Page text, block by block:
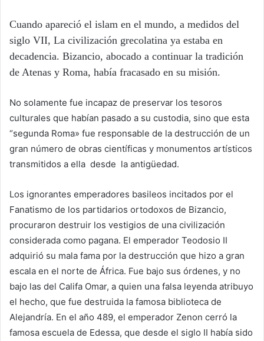
Cuando apareció el islam en el mundo, a medidos del
siglo VII, La civilización grecolatina ya estaba en
decadencia. Bizancio, abocado a continuar la tradición
de Atenas y Roma, había fracasado en su misión.
No solamente fue incapaz de preservar los tesoros
culturales que habían pasado a su custodia, sino que esta
“segunda Roma» fue responsable de la destrucción de un
gran número de obras científicas y monumentos artísticos
transmitidos a ella desde la antigüedad.
Los ignorantes emperadores basileos incitados por el
Fanatismo de los partidarios ortodoxos de Bizancio,
procuraron destruir los vestigios de una civilización
considerada como pagana. El emperador Teodosio II
adquirió su mala fama por la destrucción que hizo a gran
escala en el norte de África. Fue bajo sus órdenes, y no
bajo las del Califa Omar, a quien una falsa leyenda atribuyo
el hecho, que fue destruida la famosa biblioteca de
Alejandría. En el año 489, el emperador Zenon cerró la
famosa escuela de Edessa, que desde el siglo II había sido